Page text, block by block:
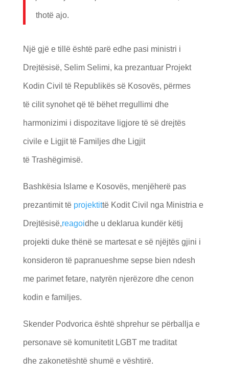
thotë ajo.
Një gjë e tillë është parë edhe pasi ministri i
Drejtësisë, Selim Selimi, ka prezantuar Projekt
Kodin Civil të Republikës së Kosovës, përmes
të cilit synohet që të bëhet rregullimi dhe
harmonizimi i dispozitave ligjore të së drejtës
civile e Ligjit të Familjes dhe Ligjit
të Trashëgimisë.
Bashkësia Islame e Kosovës, menjëherë pas
prezantimit të projektittë Kodit Civil nga Ministria e
Drejtësisë,reagoidhe u deklarua kundër këtij
projekti duke thënë se martesat e së njëjtës gjini i
konsideron të papranueshme sepse bien ndesh
me parimet fetare, natyrën njerëzore dhe cenon
kodin e familjes.
Skender Podvorica është shprehur se përballja e
personave së komunitetit LGBT me traditat
dhe zakonetështë shumë e vështirë.